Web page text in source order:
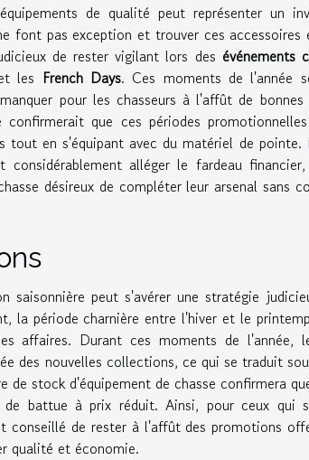
de qualité peut représenter un
font pas exception et trouver ces accessoires
de rester vigilant lors des événements
les French Days. Ces moments de l'année
pour les chasseurs à l'affût de
que ces périodes
tout en s'équipant avec du matériel de pointe.
considérablement alléger le fardeau
désireux de compléter leur arsenal sans
peut s'avérer une stratégie
la période charnière entre l'hiver et le
affaires. Durant ces moments de l'année,
des nouvelles collections, ce qui se traduit
stock d'équipement de chasse confirmera
battue à prix réduit. Ainsi, pour ceux qui
conseillé de rester à l'affût des promotions
qualité et économie.